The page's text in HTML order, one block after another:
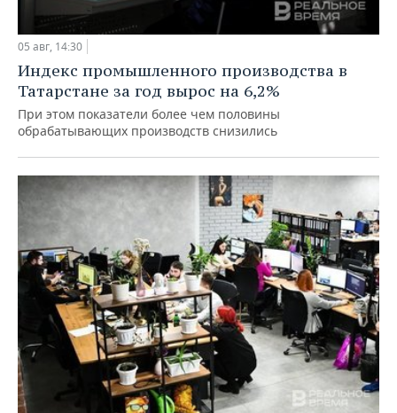
05 авг, 14:30
Индекс промышленного производства в
Татарстане за год вырос на 6,2%
При этом показатели более чем половины
обрабатывающих производств снизились